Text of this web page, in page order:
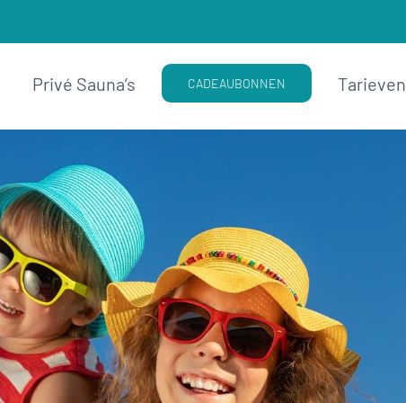
Privé Sauna’s CADEAUBONNEN Tarieven